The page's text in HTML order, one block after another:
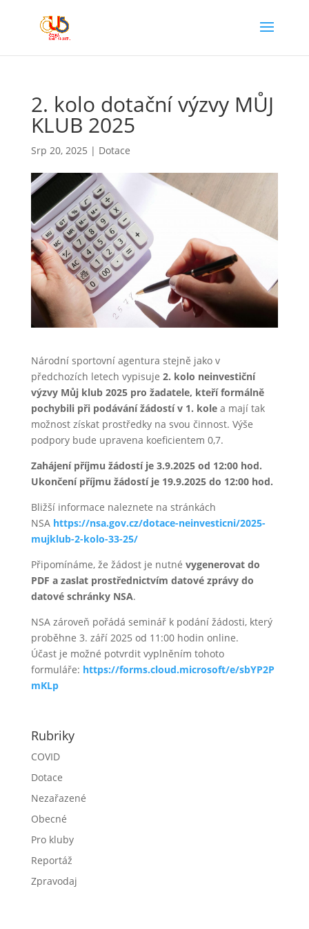
2. kolo dotační výzvy MŮJ
KLUB 2025
Srp 20, 2025 | Dotace
Národní sportovní agentura stejně jako v
předchozích letech vypisuje 2. kolo neinvestiční
výzvy Můj klub 2025 pro žadatele, kteří formálně
pochybili při podávání žádostí v 1. kolea mají tak
možnost získat prostředky na svou činnost. Výše
podpory bude upravena koeficientem 0,7.
Zahájení příjmu žádostí je 3.9.2025 od 12:00 hod.
Ukončení příjmu žádostí je 19.9.2025 do 12:00 hod.
Bližší informace naleznete na stránkách
NSA https://nsa.gov.cz/dotace-neinvesticni/2025-
mujklub-2-kolo-33-25/
Připomínáme, že žádost je nutné vygenerovat do
PDF a zaslat prostřednictvím datové zprávy do
datové schránky NSA.
NSA zároveň pořádá seminář k podání žádosti, který
proběhne 3. září 2025 od 11:00 hodin online.
Účast je možné potvrdit vyplněním tohoto
formuláře: https://forms.cloud.microsoft/e/sbYP2P
mKLp
Rubriky
COVID
Dotace
Nezařazené
Obecné
Pro kluby
Reportáž
Zpravodaj